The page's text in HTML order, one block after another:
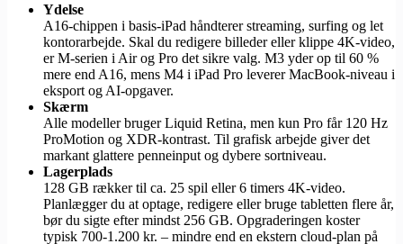
Ydelse
A16-chippen i basis-iPad håndterer streaming, surfing og let
kontorarbejde. Skal du redigere billeder eller klippe 4K-video,
er M-serien i Air og Pro det sikre valg. M3 yder op til 60 %
mere end A16, mens M4 i iPad Pro leverer MacBook-niveau i
eksport og AI-opgaver.
Skærm
Alle modeller bruger Liquid Retina, men kun Pro får 120 Hz
ProMotion og XDR-kontrast. Til grafisk arbejde giver det
markant glattere penneinput og dybere sortniveau.
Lagerplads
128 GB rækker til ca. 25 spil eller 6 timers 4K-video.
Planlægger du at optage, redigere eller bruge tabletten flere år,
bør du sigte efter mindst 256 GB. Opgraderingen koster
typisk 700-1.200 kr. – mindre end en ekstern cloud-plan på